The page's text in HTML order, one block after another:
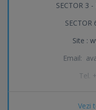
Vezi
SECTOR 3
SECTOR
Site :
Email:
Tel.